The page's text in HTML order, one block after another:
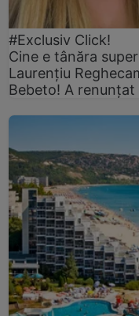
#Exclusiv Click!
Cine e tânăra
Laurențiu
Bebeto! A renunțat